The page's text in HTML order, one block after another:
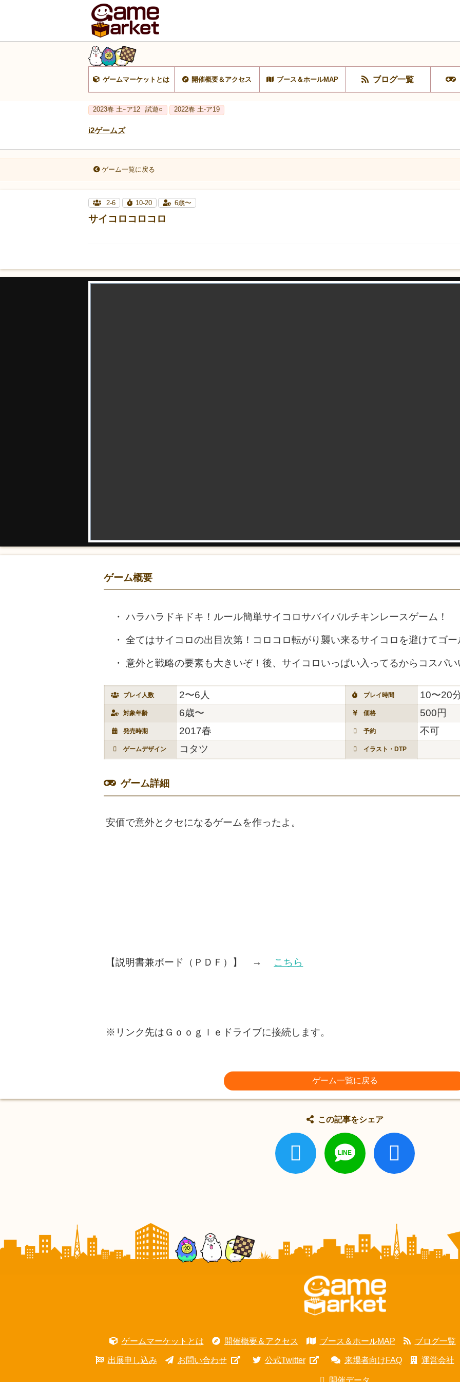
ゲームマーケットとは 開催概要＆アクセス ブース＆ホールMAP ブログ一覧
2023春 土ｰア12 試遊○ 2022春 土-ア19
i2ゲームズ
ゲーム一覧に戻る
2-6 10-20 6歳〜
サイコロコロコロ
ゲーム概要
ハラハラドキドキ！ルール簡単サイコロサバイバルチキンレースゲーム！
全てはサイコロの出目次第！コロコロ転がり襲い来るサイコロを避けてゴ
意外と戦略の要素も大きいぞ！後、サイコロいっぱい入ってるからコスパい
プレイ人数 2〜6人 プレイ時間 10〜20
対象年齢 6歳〜 価格 500円
発売時期 2017春 予約 不可
ゲームデザイン コタツ イラスト・DTP
ゲーム詳細
安価で意外とクセになるゲームを作ったよ。
【説明書兼ボード（ＰＤＦ）】 → こちら
※リンク先はＧｏｏｇｌｅドライブに接続します。
ゲーム一覧に戻る
この記事をシェア
ゲームマーケットとは 開催概要＆アクセス ブース＆ホールMAP ブログ一覧
出展申し込み お問い合わせ 公式Twitter 来場者向けFAQ 運営会社
開催データ